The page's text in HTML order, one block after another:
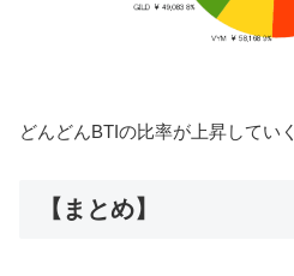
どんどんBTIの比率が上昇していく
【まとめ】